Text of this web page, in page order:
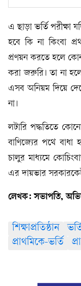
এ ছাড়া ভর্তি পরীক্ষা
হবে কি না কিংবা
প্রণয়ন করতে হলে
করা জরুরি। তা না
এসব অনিয়ম দিয়ে
না।
লটারি পদ্ধতিতে
বাণিজ্যের পথে বাধা
চালুর মাধ্যমে
এর দায়ভার
লেখক: সভাপতি,
শিক্ষাপ্রতিষ্ঠান
প্রাথমিকে-ভর্তি